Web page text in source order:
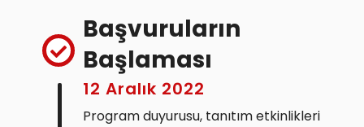
Başvuruların
Başlaması
12 Aralık 2022
Program duyurusu, tanıtım etkinlikleri